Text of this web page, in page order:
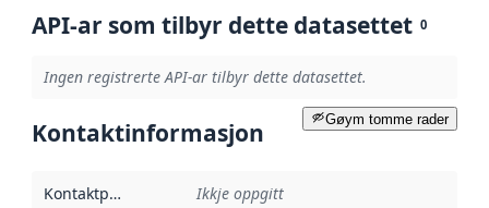
API-ar som tilbyr dette datasettet 0
Ingen registrerte API-ar tilbyr dette datasettet.
Gøym tomme rader
Kontaktinformasjon
Kontaktpunkt Ikkje oppgitt